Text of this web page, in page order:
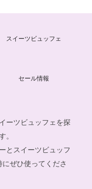
スイーツビュッフェ
セール情報
ーツビュッフェを探
とスイーツビュッフ
ぜひ使ってくださ